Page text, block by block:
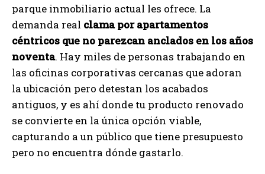
parque inmobiliario actual les ofrece. La
demanda real clama por apartamentos
céntricos que no parezcan anclados en los años
noventa. Hay miles de personas trabajando en
las oficinas corporativas cercanas que adoran
la ubicación pero detestan los acabados
antiguos, y es ahí donde tu producto renovado
se convierte en la única opción viable,
capturando a un público que tiene presupuesto
pero no encuentra dónde gastarlo.